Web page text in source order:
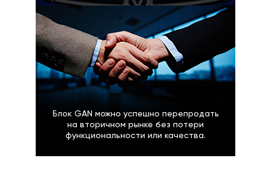
Блок GAN можно успешно перепродать
на вторичном рынке без потери
функциональности или качества.